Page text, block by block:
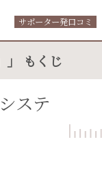
サポーター発口コミ
」 もくじ
ステ